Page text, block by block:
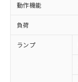
動作機能
負荷
ランプ